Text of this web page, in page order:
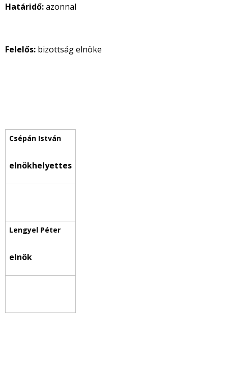
Határidő:azonnal
Felelős: bizottság elnöke
elnökhelyettes
elnök